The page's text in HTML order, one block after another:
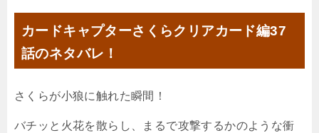
カードキャプターさくらクリアカード編37
話のネタバレ！
さくらが小狼に触れた瞬間！
バチッと火花を散らし、まるで攻撃するかのような衝